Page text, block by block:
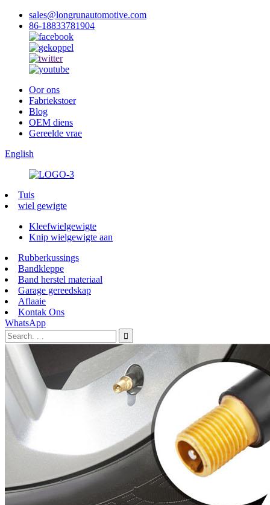
sales@longrunautomotive.com
86-18833781904
Oor ons
Fabriekstoer
Blog
OEM diens
Gereelde vrae
English
Tuis
wiel gewigte
Kleefwielgewigte
Knip wielgewigte aan
Rubberkussings
Bandkleppe
Band herstel materiaal
Garage gereedskap
Aflaaie
Kontak Ons
WhatsApp